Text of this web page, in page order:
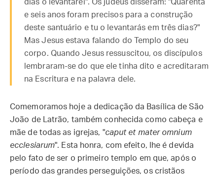
dias o levantarei". Os judeus disseram: "Quarenta
e seis anos foram precisos para a construção
deste santuário e tu o levantarás em três dias?"
Mas Jesus estava falando do Templo do seu
corpo. Quando Jesus ressuscitou, os discípulos
lembraram-se do que ele tinha dito e acreditaram
na Escritura e na palavra dele.
Comemoramos hoje a dedicação da Basílica de São
João de Latrão, também conhecida como cabeça e
mãe de todas as igrejas, "caput et mater omnium
ecclesiarum". Esta honra, com efeito, lhe é devida
pelo fato de ser o primeiro templo em que, após o
período das grandes perseguições, os cristãos